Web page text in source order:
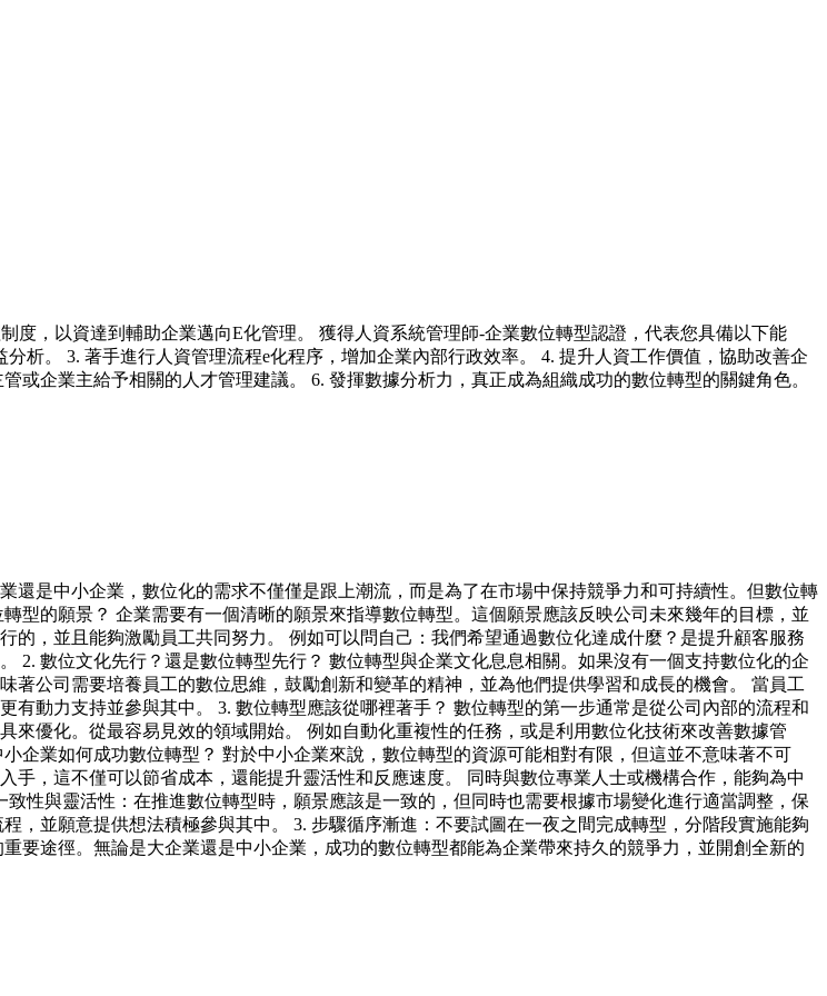
，以資達到輔助企業邁向E化管理。 獲得人資系統管理師-企業數位轉型認證，代表您具備以下能
析。 3. 著手進行人資管理流程e化程序，增加企業內部行政效率。 4. 提升人資工作價值，協助改善企
企業主給予相關的人才管理建議。 6. 發揮數據分析力，真正成為組織成功的數位轉型的關鍵角色。
是中小企業，數位化的需求不僅僅是跟上潮流，而是為了在市場中保持競爭力和可持續性。但數位轉
型的願景？ 企業需要有一個清晰的願景來指導數位轉型。這個願景應該反映公司未來幾年的目標，並
，並且能夠激勵員工共同努力。 例如可以問自己：我們希望通過數位化達成什麼？是提升顧客服務
2. 數位文化先行？還是數位轉型先行？ 數位轉型與企業文化息息相關。如果沒有一個支持數位化的企
公司需要培養員工的數位思維，鼓勵創新和變革的精神，並為他們提供學習和成長的機會。 當員工
動力支持並參與其中。 3. 數位轉型應該從哪裡著手？ 數位轉型的第一步通常是從公司內部的流程和
優化。從最容易見效的領域開始。 例如自動化重複性的任務，或是利用數位化技術來改善數據管
企業如何成功數位轉型？ 對於中小企業來說，數位轉型的資源可能相對有限，但這並不意味著不可
，這不僅可以節省成本，還能提升靈活性和反應速度。 同時與數位專業人士或機構合作，能夠為中
性與靈活性：在推進數位轉型時，願景應該是一致的，但同時也需要根據市場變化進行適當調整，保
，並願意提供想法積極參與其中。 3. 步驟循序漸進：不要試圖在一夜之間完成轉型，分階段實施能夠
要途徑。無論是大企業還是中小企業，成功的數位轉型都能為企業帶來持久的競爭力，並開創全新的